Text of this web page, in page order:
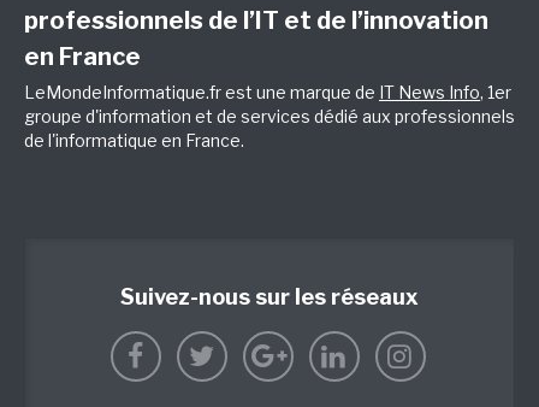
professionnels de l’IT et de l’innovation
en France
LeMondeInformatique.fr est une marque de IT News Info, 1er
groupe d'information et de services dédié aux professionnels
de l'informatique en France.
Suivez-nous sur les réseaux